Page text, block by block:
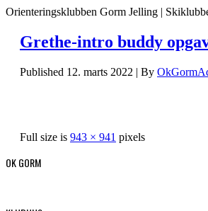
Orienteringsklubben Gorm Jelling |
Grethe-intro buddy
Published 12. marts 2022 | By
Full size is 943 × 941 pixels
OK GORM